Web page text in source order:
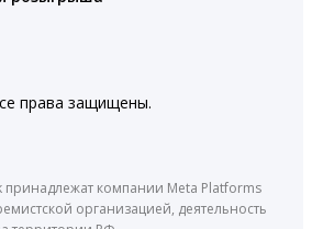
права защищены.
принадлежат компании Meta Platforms
организацией, деятельность